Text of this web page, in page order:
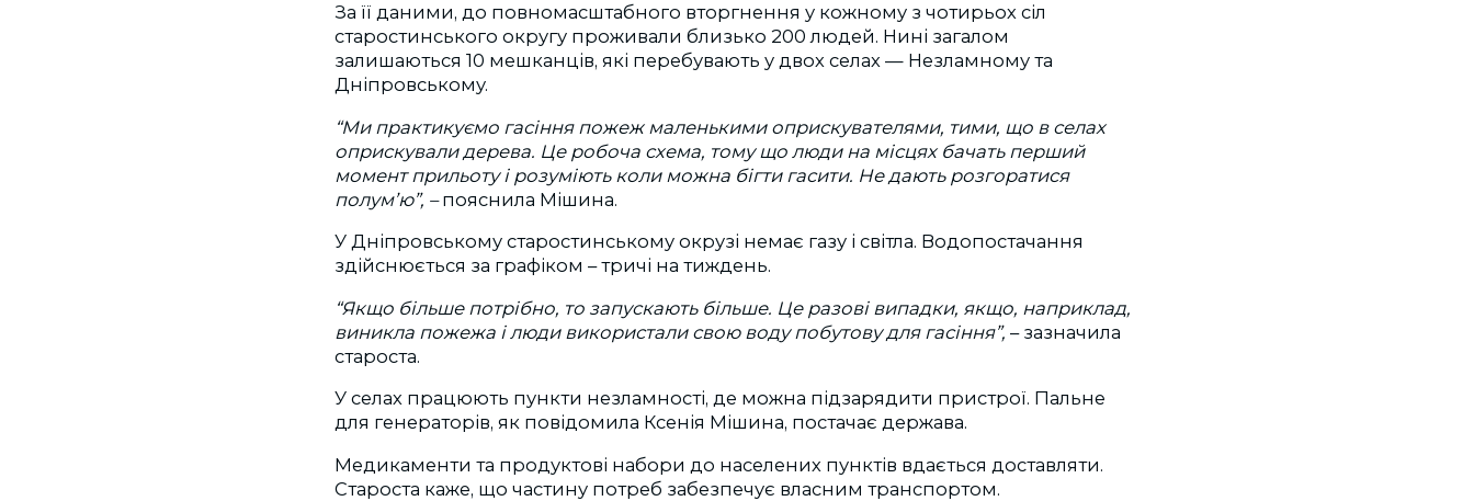
За її даними, до повномасштабного вторгнення у кожному з чотирьох сіл
старостинського округу проживали близько 200 людей. Нині загалом
залишаються 10 мешканців, які перебувають у двох селах — Незламному та
Дніпровському.
“Ми практикуємо гасіння пожеж маленькими оприскувателями, тими, що в селах
оприскували дерева. Це робоча схема, тому що люди на місцях бачать перший
момент прильоту і розуміють коли можна бігти гасити. Не дають розгоратися
полум’ю”, –пояснила Мішина.
У Дніпровському старостинському окрузі немає газу і світла. Водопостачання
здійснюється за графіком – тричі на тиждень.
“Якщо більше потрібно, то запускають більше. Це разові випадки, якщо, наприклад,
виникла пожежа і люди використали свою воду побутову для гасіння”, – зазначила
староста.
У селах працюють пункти незламності, де можна підзарядити пристрої. Пальне
для генераторів, як повідомила Ксенія Мішина, постачає держава.
Медикаменти та продуктові набори до населених пунктів вдається доставляти.
Староста каже, що частину потреб забезпечує власним транспортом.